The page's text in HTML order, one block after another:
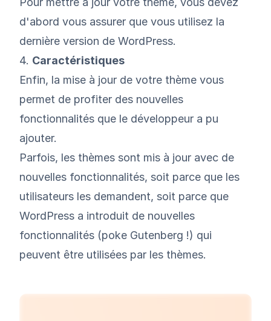
d'abord vous assurer que vous utilisez la
dernière version de WordPress.
4. Caractéristiques
Enfin, la mise à jour de votre thème vous
permet de profiter des nouvelles
fonctionnalités que le développeur a pu
ajouter.
Parfois, les thèmes sont mis à jour avec de
nouvelles fonctionnalités, soit parce que les
utilisateurs les demandent, soit parce que
WordPress a introduit de nouvelles
fonctionnalités (poke Gutenberg !) qui
peuvent être utilisées par les thèmes.